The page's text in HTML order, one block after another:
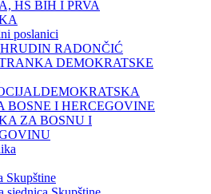
HS BIH I PRVA
poslanici
RADONČIĆ
DEMOKRATSKE
BOSNE I HERCEGOVINE
ZA BOSNU I
Skupštine